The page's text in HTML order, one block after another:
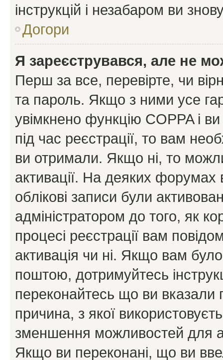
інструкцій і незабаром ви
Догори
Я зареєструвався, але не
Перш за все, перевірте, чи
та пароль. Якщо з ними усе
увімкнено функцію COPPA і
під час реєстрації, то вам
ви отримали. Якщо ні, то
активації. На деяких форумах
облікові записи були
адміністратором до того, як
процесі реєстрації вам
активація чи ні. Якщо вам
поштою, дотримуйтесь
переконайтесь що ви
причина, з якої
зменшення можливостей для
Якщо ви переконані, що ви